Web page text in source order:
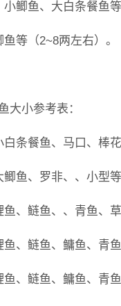
鲫鱼、大白条餐鱼等
等（2~8两左右）。
大小参考表：
条餐鱼、马口、棒
鱼、罗非、、小型
、鲢鱼、、青鱼、
、鲢鱼、鳙鱼、青
、鲢鱼、鳙鱼、青